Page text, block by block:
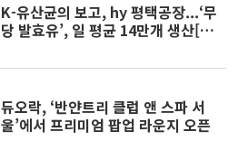
K-유산균의 보고, hy 평택공장...‘무
당 발효유’, 일 평균 14만개 생산[르
듀오락, ‘반얀트리 클럽 앤 스파 서
울’에서 프리미엄 팝업 라운지 오픈